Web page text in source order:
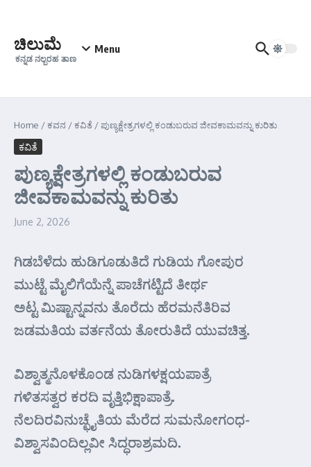
ಚಿಲುಮೆ
ಕನ್ನಡ ನಲ್ಬರಹ ತಾಣ
Menu
Home /ಕವನ /ಕವಿತೆ /ಪುಣ್ಯಕ್ಷೇತ್ರಗಳಲ್ಲಿ ಕಂಡುಬರುವ ಜೀವಕಾಮವನ್ನು ಕುರಿತು
ಕವಿತೆ
ಪುಣ್ಯಕ್ಷೇತ್ರಗಳಲ್ಲಿ ಕಂಡುಬರುವ
ಜೀವಕಾಮವನ್ನು ಕುರಿತು
June 2, 2026
ಗಿಡಬೆಳೆದು ಹುಡಿಗೂಡುತಿದೆ ಗುಡಿಯ ಗೋಪುರ
ಮುಟ್ಟೆ ಮೈಲಿಗೆಯೆನ್ನೆ ಪಾಚೆಗಟ್ಟಿದೆ ತೀರ್ಥ
ಅಟ್ಟ ಮಿಷ್ಟಾನ್ನವನು ತೊರೆದು ಹೆರಮನೆತಿರಿವ
ಜಡಮತಿಯ ವರ್ತನೆಯ ತೋರುತಿದೆ ಯುವಚಿತ್ತ.
ವಿಶ್ವಾತ್ಮನೊಳಕೊಂಡ ನುಡಿಗಳಕ್ಷಯಪಾತ್ರೆ
ಗಳಿತಸತ್ವರ ಕರದಿ ವೃತ್ತಿಭಿಕ್ಷಾಪಾತ್ರೆ.
ನೆಲದಿರವಿನುಚ್ಛೈತಿಯ ಮೆರೆದ ಸುಮನೋಗಂಧ-
ವಿಶ್ವಾಸವಿಂದಿಲ್ಲವೀ ಸಿದ್ಧರಾಶ್ರಮದಿ.